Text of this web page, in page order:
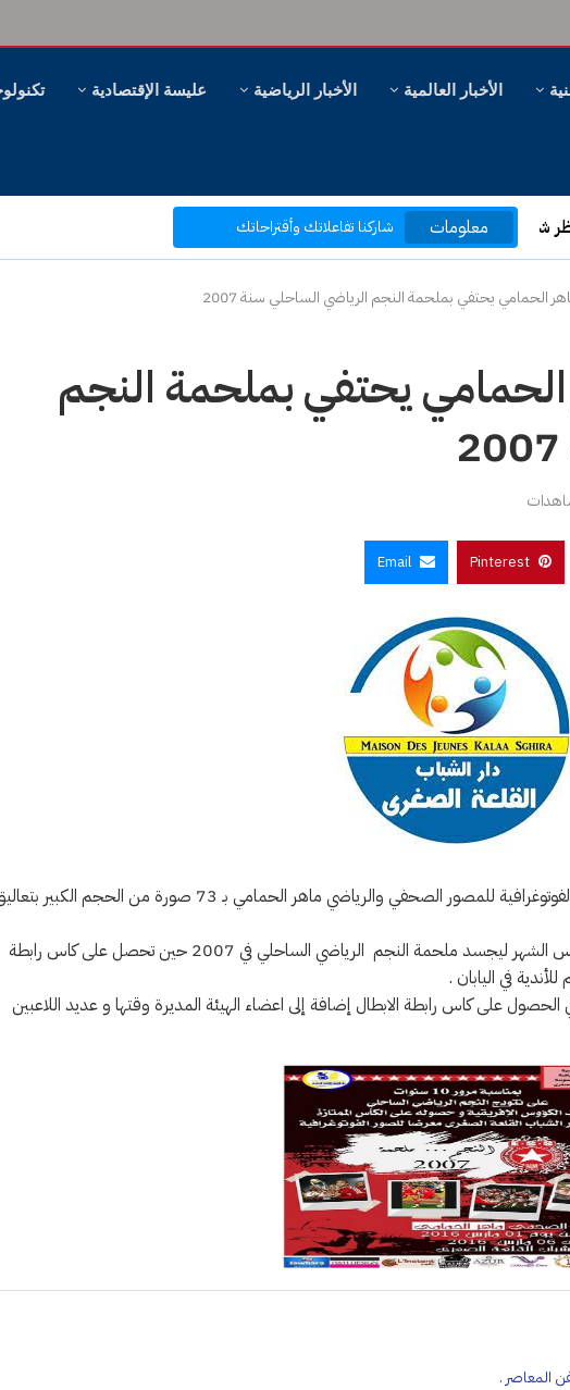
الأخبار العالمية الأخبار الرياضية عليسة الإقتصادية
شيئا آخر، وهل سنظل ننظر؟
معلومات
بتصفحك موقعنا أنت في قلب الحدث
شاركنا تفاعلاتك وأقتراحاتك
بكم نرتقي إلى ما هو أفضل
الحمامي يحتفي بملحمة النجم الرياضي الساحلي سنة 2007
يحتفي بملحمة النجم
Pinterest
Email
تحتض دار الشباب بالقلعة الصغرى بسوسة معرضا للصور الفوتوغرافية للمصور الصحفي والرياضي ماهر الحمامي بـ 73 صورة من الحجم الكبير
سينطلق المعرض من 1 مارس ليتواصل الى غاية 6 من نفس الشهر ليجسد ملحمة النجم الرياضي الساحلي في 2007 حين تحصل على كاس رابطة
في اليابان .
على كاس رابطة الابطال إضافة إلى اعضاء الهيئة المديرة وقتها و عديد اللاعبين
المعاصر .